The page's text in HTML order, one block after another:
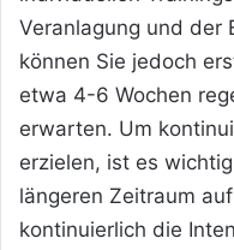
Veranlagung und der
können Sie jedoch
etwa 4-6 Wochen
erwarten. Um
erzielen, ist es
längeren Zeitraum
kontinuierlich die